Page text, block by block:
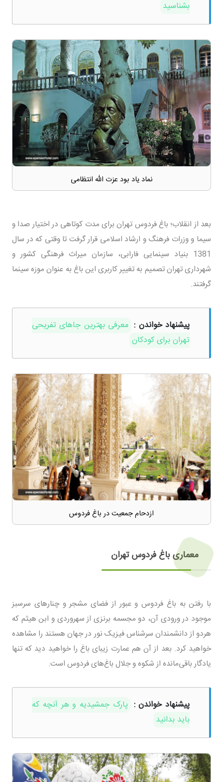
بشناسید
نماد یاد بود عزت الله انتظامی
بعد از انقلاب؛ باغ فردوس تهران برای مدت کوتاهی در اختیار صدا و
سیما و وزرات فرهنگ و ارشاد اسلامی قرار گرفت تا وقتی که در سال
1381 بنیاد سینمایی فارابی، سازمان میراث فرهنگی کشور و
شهرداری تهران تصمیم به تغییر کاربری این باغ به عنوان موزه سینما
گرفتند.
پیشنهاد خواندن : معرفی بهترین جاهای تفریحی
تهران برای کودکان
ازدحام جمعیت در باغ فردوس
معماری باغ فردوس تهران
با رفتن به باغ فردوس و عبور از فضای مشجر و چنار‌های سرسبز
موجود در ورودی آن، دو مجسمه برنزی از سهروردی و ابن هیثم که
هردو از دانشمندان سرشناس فیزیک نور در جهان هستند را مشاهده
خواهید کرد. بعد از آن هم عمارت زیبای باغ را خواهید دید که تنها
یادگار باقی‌مانده از شکوه و جلال باغ‌های فردوس است.
پیشنهاد خواندن : پارک جمشیدیه و هر آنچه که
باید بدانید